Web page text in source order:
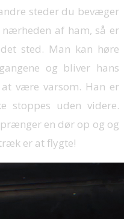
steder du bevæger
af ham, så er
sted. Man kan høre
og bliver hans
være varsom. Han er
stoppes uden videre.
en dør op og og
er at flygte!